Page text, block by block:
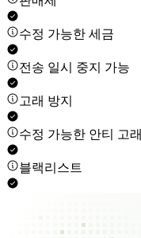
수정 가능한 세금
전송 일시 중지 가능
고래 방지
수정 가능한 안티 고래
블랙리스트